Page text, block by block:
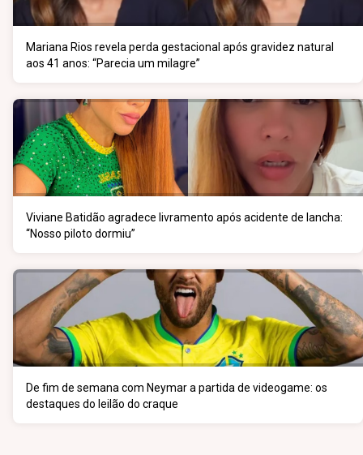
Mariana Rios revela perda gestacional após gravidez natural
aos 41 anos: “Parecia um milagre”
Viviane Batidão agradece livramento após acidente de lancha:
“Nosso piloto dormiu”
De fim de semana com Neymar a partida de videogame: os
destaques do leilão do craque